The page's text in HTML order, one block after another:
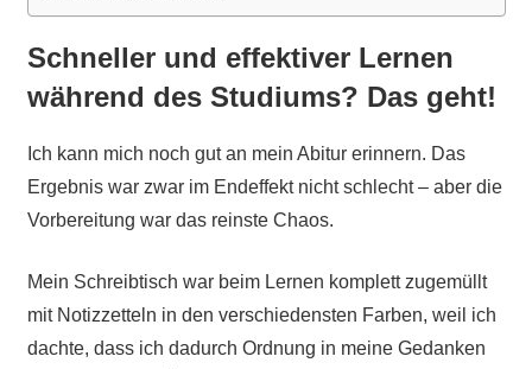
Schneller und effektiver Lernen
während des Studiums? Das geht!
Ich kann mich noch gut an mein Abitur erinnern. Das
Ergebnis war zwar im Endeffekt nicht schlecht – aber die
Vorbereitung war das reinste Chaos.
Mein Schreibtisch war beim Lernen komplett zugemüllt
mit Notizzetteln in den verschiedensten Farben, weil ich
dachte, dass ich dadurch Ordnung in meine Gedanken